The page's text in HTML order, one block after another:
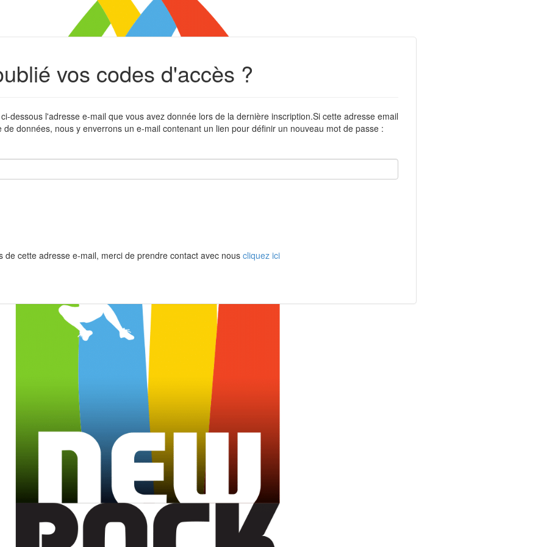
vos codes d'accès ?
dessous l'adresse e-mail que vous avez donnée lors de la dernière inscription.Si cette adresse email
données, nous y enverrons un e-mail contenant un lien pour définir un nouveau mot de passe :
de cette adresse e-mail, merci de prendre contact avec nous cliquez ici